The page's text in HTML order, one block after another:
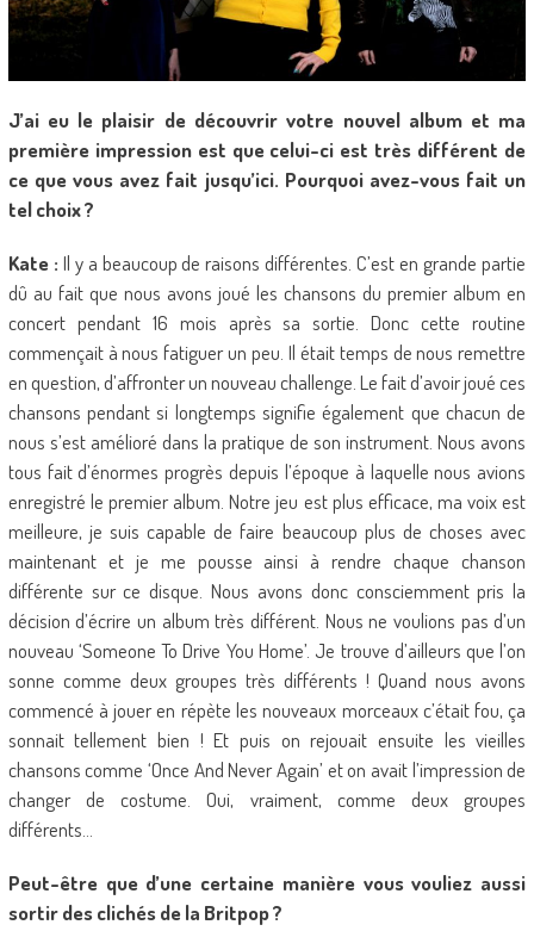
J’ai eu le plaisir de découvrir votre nouvel album et ma
première impression est que celui-ci est très différent de
ce que vous avez fait jusqu’ici. Pourquoi avez-vous fait un
tel choix ?
Kate : Il y a beaucoup de raisons différentes. C’est en grande partie
dû au fait que nous avons joué les chansons du premier album en
concert pendant 16 mois après sa sortie. Donc cette routine
commençait à nous fatiguer un peu. Il était temps de nous remettre
en question, d’affronter un nouveau challenge. Le fait d’avoir joué ces
chansons pendant si longtemps signifie également que chacun de
nous s’est amélioré dans la pratique de son instrument. Nous avons
tous fait d’énormes progrès depuis l’époque à laquelle nous avions
enregistré le premier album. Notre jeu est plus efficace, ma voix est
meilleure, je suis capable de faire beaucoup plus de choses avec
maintenant et je me pousse ainsi à rendre chaque chanson
différente sur ce disque. Nous avons donc consciemment pris la
décision d’écrire un album très différent. Nous ne voulions pas d’un
nouveau ‘Someone To Drive You Home’. Je trouve d’ailleurs que l’on
sonne comme deux groupes très différents ! Quand nous avons
commencé à jouer en répète les nouveaux morceaux c’était fou, ça
sonnait tellement bien ! Et puis on rejouait ensuite les vieilles
chansons comme ‘Once And Never Again’ et on avait l’impression de
changer de costume. Oui, vraiment, comme deux groupes
différents…
Peut-être que d’une certaine manière vous vouliez aussi
sortir des clichés de la Britpop ?